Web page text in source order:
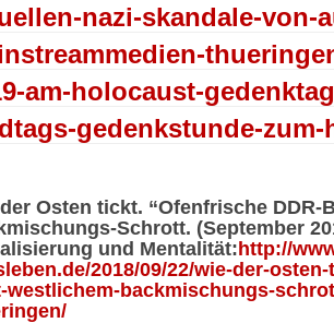
nazi-skandale-von-
am-holocaust-
gedenkstunde-
Osten tickt. “Ofenfrische
Schrott. (September
und Mentalität:http://
2018/09/22/wie-der-
westlichem-backmischungs-